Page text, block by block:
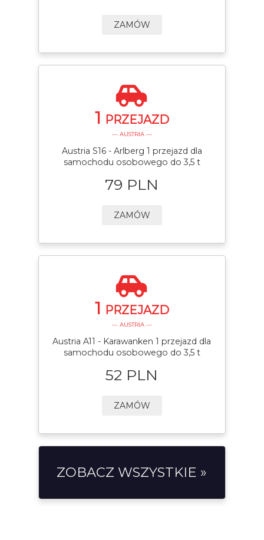
ZAMÓW
1 PRZEJAZD
— AUSTRIA —
Austria S16 - Arlberg 1 przejazd dla
samochodu osobowego do 3,5 t
79 PLN
ZAMÓW
1 PRZEJAZD
— AUSTRIA —
Austria A11 - Karawanken 1 przejazd dla
samochodu osobowego do 3,5 t
52 PLN
ZAMÓW
ZOBACZ WSZYSTKIE »